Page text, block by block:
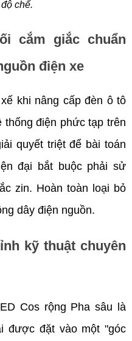
chế.
cắm giắc chuẩn
điện xe
khi nâng cấp đèn ô tô
thống điện phức tạp trên
quyết triệt để bài toán
đại bắt buộc phải sử
zin. Hoàn toàn loại bỏ
dây điện nguồn.
kỹ thuật chuyên
Cos rộng Pha sâu là
được đặt vào một "góc